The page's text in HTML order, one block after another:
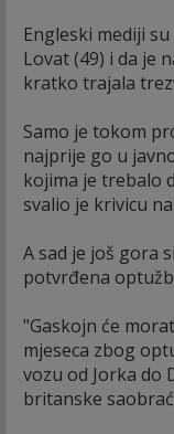
Engleski mediji
Lovat (49) i da je
kratko trajala
Samo je tokom
najprije go u
kojima je trebalo
svalio je krivicu
A sad je još gora
potvrđena
"Gaskojn će
mjeseca zbog
vozu od Jorka do
britanske